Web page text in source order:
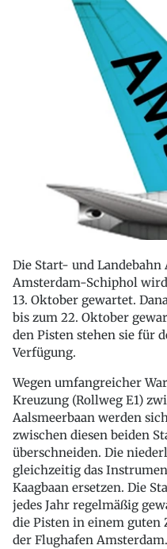
Die Start- und Landebahn
Amsterdam-Schiphol
13. Oktober gewartet.
bis zum 22. Oktober
den Pisten stehen sie für
Verfügung.
Wegen umfangreicher
Kreuzung (Rollweg E1)
Aalsmeerbaan werden
zwischen diesen beiden
überschneiden. Die
gleichzeitig das
Kaagbaan ersetzen. Die
jedes Jahr regelmäßig
die Pisten in einem guten
der Flughafen Amsterdam.